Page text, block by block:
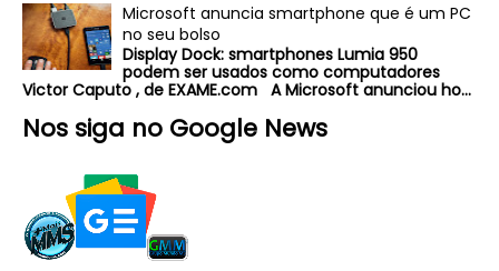
Microsoft anuncia smartphone que é um PC
no seu bolso
Display Dock: smartphones Lumia 950
podem ser usados como computadores
Victor Caputo , de EXAME.com A Microsoft anunciou ho...
Nos siga no Google News